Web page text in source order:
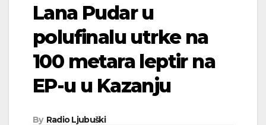
Lana Pudar u
polufinalu utrke na
100 metara leptir na
EP-u u Kazanju
By Radio Ljubuški